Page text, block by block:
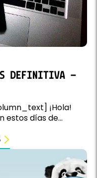
DEFINITIVA –
¡Hola!
estos días de...